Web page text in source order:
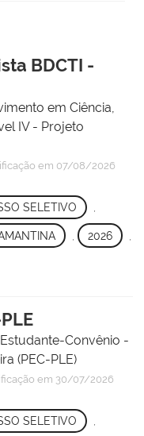
BDCTI -
em Ciência,
IV - Projeto
em 07/08/2026
SELETIVO
, 2026
Convênio -
(PEC-PLE)
em 30/07/2026
SELETIVO